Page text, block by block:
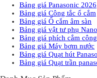
Bảng giá Panasonic 2026
Bảng giá Công tắc ổ cắm
Bảng giá Ổ cắm âm sàn
Bảng giá vật tư phụ
Bảng giá phích cắm
Bảng giá Máy bơm nước
Bảng giá Quạt hút
Bảng giá Quạt trần